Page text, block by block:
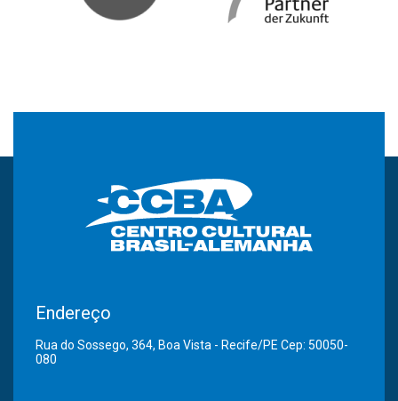
Endereço
Rua do Sossego, 364, Boa Vista - Recife/PE Cep: 50050-
080